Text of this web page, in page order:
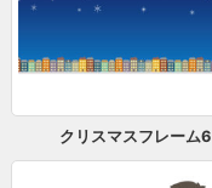
クリスマスフレーム6